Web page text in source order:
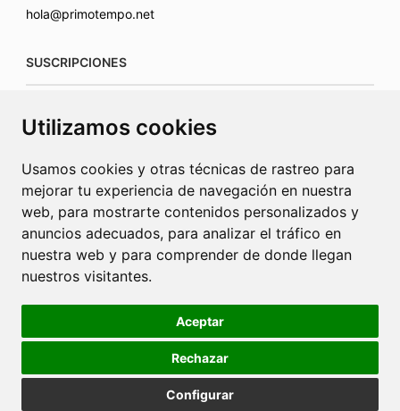
Utilizamos cookies
Usamos cookies y otras técnicas de rastreo para
mejorar tu experiencia de navegación en nuestra
web, para mostrarte contenidos personalizados y
anuncios adecuados, para analizar el tráfico en
nuestra web y para comprender de donde llegan
nuestros visitantes.
Aceptar
Rechazar
Configurar
hola@primotempo.net
SUSCRIPCIONES
www.connecorrevistas.com
PUBLICIDAD
Política de Cookies Política de Privacidad
Publicidad
Diseño web Barcelona